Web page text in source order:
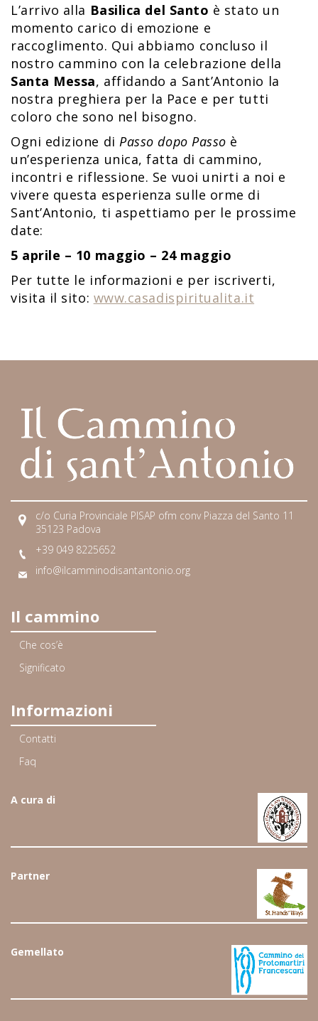
L’arrivo alla Basilica del Santo è stato un
momento carico di emozione e
raccoglimento. Qui abbiamo concluso il
nostro cammino con la celebrazione della
Santa Messa, affidando a Sant’Antonio la
nostra preghiera per la Pace e per tutti
coloro che sono nel bisogno.
Ogni edizione di Passo dopo Passo è
un’esperienza unica, fatta di cammino,
incontri e riflessione. Se vuoi unirti a noi e
vivere questa esperienza sulle orme di
Sant’Antonio, ti aspettiamo per le prossime
date:
5 aprile – 10 maggio – 24 maggio
Per tutte le informazioni e per iscriverti,
visita il sito: www.casadispiritualita.it
c/o Curia Provinciale PISAP ofm conv Piazza del Santo 11
35123 Padova
+39 049 8225652
info@ilcamminodisantantonio.org
Il cammino
Che cos’è
Significato
Informazioni
Contatti
Faq
A cura di
Partner
Gemellato